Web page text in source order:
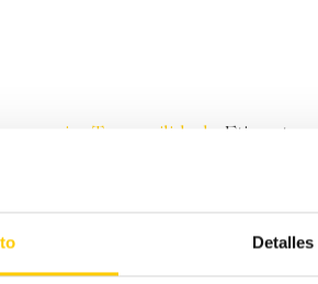
Detalles
Tranquilidad Etiquetas:
de las grandes amenazas de la
que
influye directamente en el